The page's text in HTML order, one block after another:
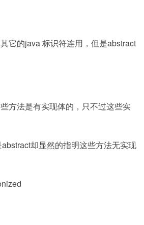
它的java 标识符连用，但是abstract
方法是有实现体的，只不过这些实
却显然的指明这些方法无实现